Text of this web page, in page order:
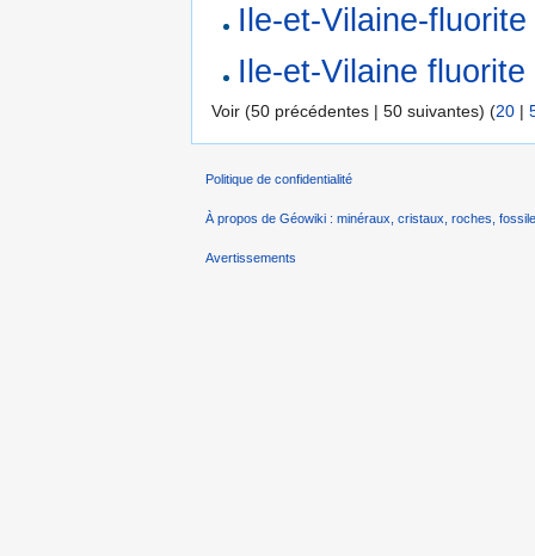
Ile-et-Vilaine-fluorite
Ile-et-Vilaine
Voir (50 précédentes | 50 suivantes) (20 |
Politique de confidentialité
À propos de Géowiki : minéraux, cristaux, roches,
Avertissements